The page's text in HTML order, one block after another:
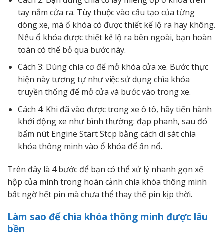
tay nắm cửa ra. Tùy thuộc vào cấu tạo của từng
dòng xe, mà ổ khóa có được thiết kế lộ ra hay không.
Nếu ổ khóa được thiết kế lộ ra bên ngoài, bạn hoàn
toàn có thể bỏ qua bước này.
Cách 3: Dùng chìa cơ để mở khóa cửa xe. Bước thực
hiện này tương tự như việc sử dụng chìa khóa
truyền thống để mở cửa và bước vào trong xe.
Cách 4: Khi đã vào được trong xe ô tô, hãy tiến hành
khởi động xe như bình thường: đạp phanh, sau đó
bấm nút Engine Start Stop bằng cách dí sát chìa
khóa thông minh vào ổ khóa để ấn nổ.
Trên đây là 4 bước để bạn có thể xử lý nhanh gọn xế
hộp của mình trong hoàn cảnh chìa khóa thông minh
bất ngờ hết pin mà chưa thể thay thế pin kịp thời.
Làm sao để chìa khóa thông minh được lâu
bền